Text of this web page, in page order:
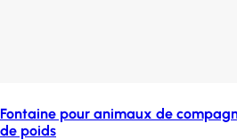
Fontaine pour animaux de
de poids